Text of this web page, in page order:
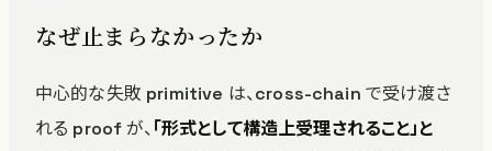
なぜ止まらなかったか
中心的な失敗 primitive は、cross-chain で受け渡さ
れる proof が、「形式として構造上受理されること」と